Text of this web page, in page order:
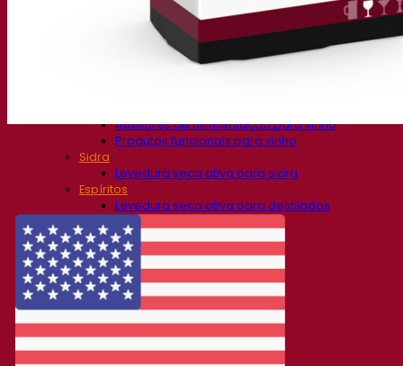
Levedura seca ativa para cerveja
Bactérias
Auxiliares de fermentação para cerveja
Produtos funcionais para cerveja
Auxiliares de fermentação para vinho
Produtos funcionais para vinho
Sidra
Levedura seca ativa para sidra
Espíritos
Levedura seca ativa para destilados
Outras bebidas
Base de Álcool Neutro
Kvas
Sorghum
Café
Fermentis Academy
Sobre a Academia Fermentis
Gravações de webinars
Recursos